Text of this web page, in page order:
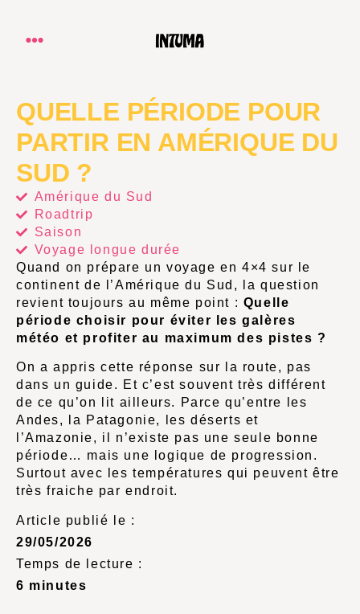
QUELLE PÉRIODE POUR
PARTIR EN AMÉRIQUE DU
SUD ?
Amérique du Sud
Roadtrip
Saison
Voyage longue durée
Quand on prépare un voyage en 4×4 sur le
continent de l’Amérique du Sud , la question
revient toujours au même point : Quelle
période choisir pour éviter les galères
météo et profiter au maximum des pistes ?
On a appris cette réponse sur la route, pas
dans un guide. Et c’est souvent très différent
de ce qu’on lit ailleurs. Parce qu’entre les
Andes, la Patagonie, les déserts et
l’Amazonie, il n’existe pas une seule bonne
période… mais une logique de progression.
Surtout avec les températures qui peuvent être
très fraiche par endroit.
Article publié le :
29/05/2026
Temps de lecture :
6 minutes